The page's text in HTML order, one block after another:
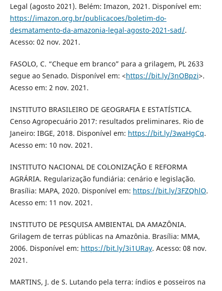
Legal (agosto 2021). Belém: Imazon, 2021. Disponível em:
https://imazon.org.br/publicacoes/boletim-do-
desmatamento-da-amazonia-legal-agosto-2021-sad/.
Acesso: 02 nov. 2021.
FASOLO, C. “Cheque em branco” para a grilagem, PL 2633
segue ao Senado. Disponível em: <https://bit.ly/3nOBpzi>.
Acesso em: 2 nov. 2021.
INSTITUTO BRASILEIRO DE GEOGRAFIA E ESTATÍSTICA.
Censo Agropecuário 2017: resultados preliminares. Rio de
Janeiro: IBGE, 2018. Disponível em: https://bit.ly/3waHgCq.
Acesso em: 10 nov. 2021.
INSTITUTO NACIONAL DE COLONIZAÇÃO E REFORMA
AGRÁRIA. Regularização fundiária: cenário e legislação.
Brasília: MAPA, 2020. Disponível em: https://bit.ly/3FZQhlO.
Acesso em: 11 nov. 2021.
INSTITUTO DE PESQUISA AMBIENTAL DA AMAZÔNIA.
Grilagem de terras públicas na Amazônia. Brasília: MMA,
2006. Disponível em: https://bit.ly/3i1URay. Acesso: 08 nov.
2021.
MARTINS, J. de S. Lutando pela terra: índios e posseiros na